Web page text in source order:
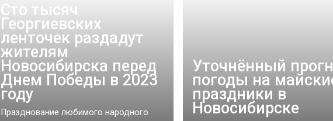
Сто тысяч
Георгиевских
ленточек раздадут
жителям
Новосибирска перед
Днем Победы в 2023
году
Празднование любимого народного
Уточнённый
погоды на
праздники в
Новосибирске